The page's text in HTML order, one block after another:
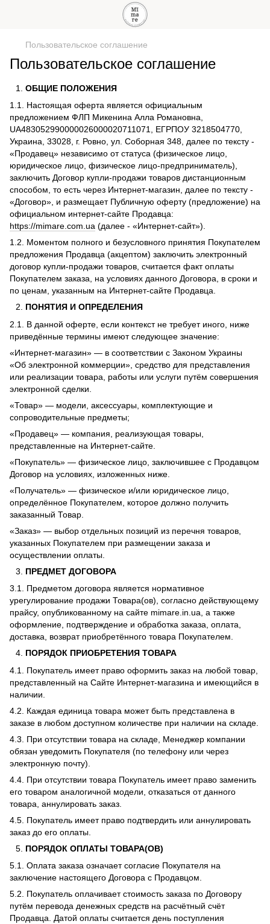
Пользовательское соглашение
Пользовательское соглашение
ОБЩИЕ ПОЛОЖЕНИЯ
1.1. Настоящая оферта является официальным
предложением ФЛП Микенина Алла Романовна,
UA483052990000026000020711071, ЕГРПОУ 3218504770,
Украина, 33028, г. Ровно, ул. Соборная 348, далее по тексту -
«Продавец» независимо от статуса (физическое лицо,
юридическое лицо, физическое лицо-предприниматель),
заключить Договор купли-продажи товаров дистанционным
способом, то есть через Интернет-магазин, далее по тексту -
«Договор», и размещает Публичную оферту (предложение) на
официальном интернет-сайте Продавца:
https://mimare.com.ua (далее - «Интернет-сайт»).
1.2. Моментом полного и безусловного принятия Покупателем
предложения Продавца (акцептом) заключить электронный
договор купли-продажи товаров, считается факт оплаты
Покупателем заказа, на условиях данного Договора, в сроки и
по ценам, указанным на Интернет-сайте Продавца.
ПОНЯТИЯ И ОПРЕДЕЛЕНИЯ
2.1. В данной оферте, если контекст не требует иного, ниже
приведённые термины имеют следующее значение:
«Интернет-магазин» — в соответствии с Законом Украины
«Об электронной коммерции», средство для представления
или реализации товара, работы или услуги путём совершения
электронной сделки.
«Товар» — модели, аксессуары, комплектующие и
сопроводительные предметы;
«Продавец» — компания, реализующая товары,
представленные на Интернет-сайте.
«Покупатель» — физическое лицо, заключившее с Продавцом
Договор на условиях, изложенных ниже.
«Получатель» — физическое и/или юридическое лицо,
определённое Покупателем, которое должно получить
заказанный Товар.
«Заказ» — выбор отдельных позиций из перечня товаров,
указанных Покупателем при размещении заказа и
осуществлении оплаты.
ПРЕДМЕТ ДОГОВОРА
3.1. Предметом договора является нормативное
урегулирование продажи Товара(ов), согласно действующему
прайсу, опубликованному на сайте mimare.in.ua, а также
оформление, подтверждение и обработка заказа, оплата,
доставка, возврат приобретённого товара Покупателем.
ПОРЯДОК ПРИОБРЕТЕНИЯ ТОВАРА
4.1. Покупатель имеет право оформить заказ на любой товар,
представленный на Сайте Интернет-магазина и имеющийся в
наличии.
4.2. Каждая единица товара может быть представлена в
заказе в любом доступном количестве при наличии на складе.
4.3. При отсутствии товара на складе, Менеджер компании
обязан уведомить Покупателя (по телефону или через
электронную почту).
4.4. При отсутствии товара Покупатель имеет право заменить
его товаром аналогичной модели, отказаться от данного
товара, аннулировать заказ.
4.5. Покупатель имеет право подтвердить или аннулировать
заказ до его оплаты.
ПОРЯДОК ОПЛАТЫ ТОВАРА(ОВ)
5.1. Оплата заказа означает согласие Покупателя на
заключение настоящего Договора с Продавцом.
5.2. Покупатель оплачивает стоимость заказа по Договору
путём перевода денежных средств на расчётный счёт
Продавца. Датой оплаты считается день поступления